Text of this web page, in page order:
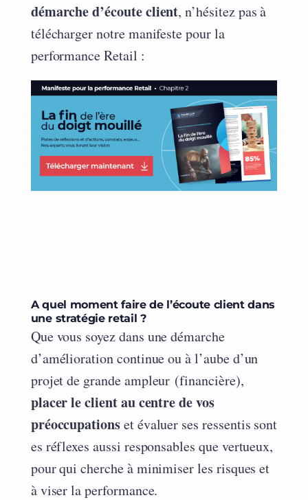
démarche d’écoute client, n’hésitez pas à
télécharger notre manifeste pour la
performance Retail :
A quel moment faire de l’écoute client dans
une stratégie retail ?
Que vous soyez dans une démarche
d’amélioration continue ou à l’aube d’un
projet de grande ampleur (financière),
placer le client au centre de vos
préoccupationset évaluer ses ressentis sont
es réflexes aussi responsables que vertueux,
pour qui cherche à minimiser les risques et
à viser la performance.